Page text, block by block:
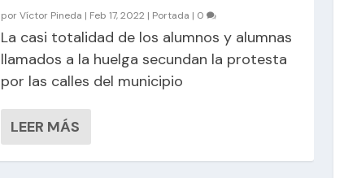
por Víctor Pineda | Feb 17, 2022 | Portada | 0
La casi totalidad de los alumnos y alumnas
llamados a la huelga secundan la protesta
por las calles del municipio
LEER MÁS